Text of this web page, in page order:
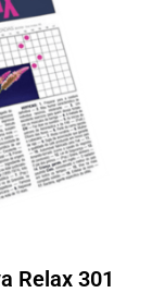
Relax 301